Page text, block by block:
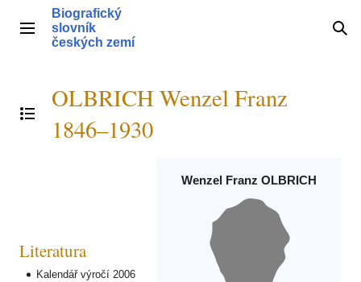
obsahHlavní menu
Biografický
slovník
českých zemí
Přepnout obsah
OLBRICH Wenzel Franz
1846–1930
Wenzel Franz OLBRICH
Literatura
Kalendář výročí 2006